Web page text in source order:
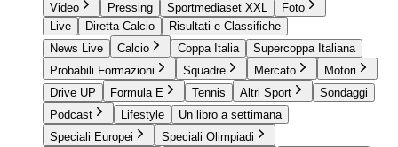
Video Pressing Sportmediaset XXL
Foto
Live
Diretta Calcio
Risultati e Classifiche
News Live
Calcio Coppa Italia
Supercoppa Italiana
Probabili Formazioni
Squadre Mercato
Motori
Drive UP
Formula E Tennis Altri Sport
Sondaggi
Podcast
Lifestyle
Un libro a settimana
Speciali Europei
Speciali Olimpiadi